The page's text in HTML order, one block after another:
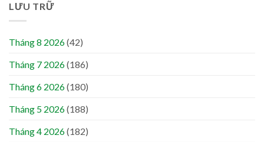
LƯU TRỮ
Tháng 8 2026(42)
Tháng 7 2026(186)
Tháng 6 2026(180)
Tháng 5 2026(188)
Tháng 4 2026(182)